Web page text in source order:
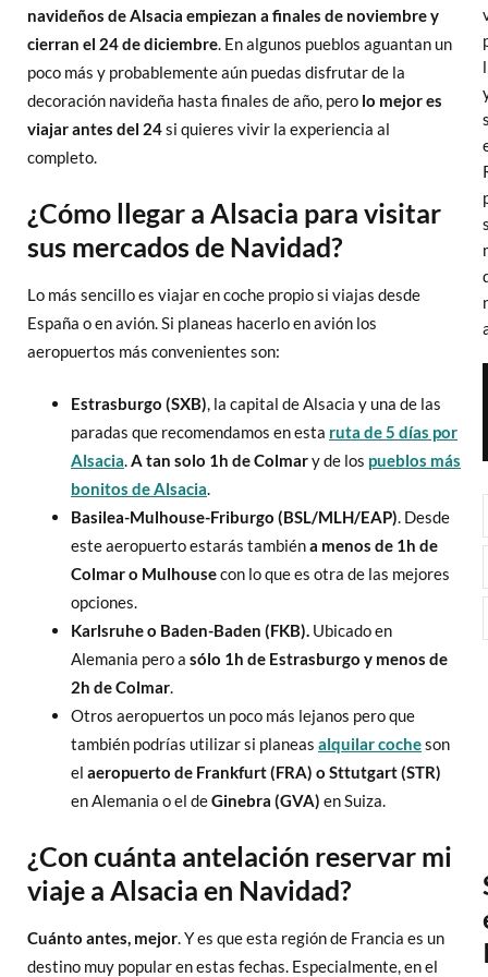
navideños de Alsacia empiezan a finales de noviembre y
cierran el 24 de diciembre. En algunos pueblos aguantan un
poco más y probablemente aún puedas disfrutar de la
decoración navideña hasta finales de año, pero lo mejor es
viajar antes del 24si quieres vivir la experiencia al
completo.
¿Cómo llegar a Alsacia para visitar
sus mercados de Navidad?
Lo más sencillo es viajar en coche propio si viajas desde
España o en avión. Si planeas hacerlo en avión los
aeropuertos más convenientes son:
Estrasburgo (SXB), la capital de Alsacia y una de las
paradas que recomendamos en esta ruta de 5 días por
Alsacia.A tan solo 1h de Colmary de los pueblos más
bonitos de Alsacia.
Basilea-Mulhouse-Friburgo (BSL/MLH/EAP). Desde
este aeropuerto estarás tambiéna menos de 1h de
Colmar o Mulhousecon lo que es otra de las mejores
opciones.
Karlsruhe o Baden-Baden (FKB). Ubicado en
Alemania pero a sólo 1h de Estrasburgo y menos de
2h de Colmar.
Otros aeropuertos un poco más lejanos pero que
también podrías utilizar si planeas alquilar cocheson
el aeropuerto de Frankfurt (FRA) o Sttutgart (STR)
en Alemania o el deGinebra (GVA) en Suiza.
¿Con cuánta antelación reservar mi
viaje a Alsacia en Navidad?
Cuánto antes, mejor. Y es que esta región de Francia es un
destino muy popular en estas fechas. Especialmente, en el